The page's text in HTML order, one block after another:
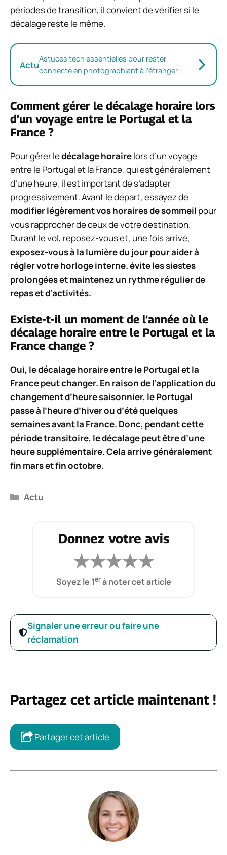
périodes de transition, il convient de vérifier si le
décalage reste le même.
ActuAstuces tech essentielles pour rester
connecté en photographiant à l’étranger
Comment gérer le décalage horaire lors
d’un voyage entre le Portugal et la
France ?
Pour gérer ledécalage horairelors d’un voyage
entre le Portugal et la France, qui est généralement
d’une heure, il est important de s’adapter
progressivement. Avant le départ, essayez de
modifier légèrement vos horaires de sommeil pour
vous rapprocher de ceux de votre destination.
Durant le vol, reposez-vous et, une fois arrivé,
exposez-vous à la lumière du jour pour aider à
régler votre horloge interne. évite les siestes
prolongées et maintenez un rythme régulier de
repaset d’activités.
Existe-t-il un moment de l’année où le
décalage horaire entre le Portugal et la
France change ?
Oui, le décalage horaireentre le Portugal et la
France peut changer. En raison de l’application du
changement d’heure saisonnier, le Portugal
passe à l’heure d’hiver ou d’été quelques
semaines avant la France. Donc, pendant cette
période transitoire, le décalage peut êtred’une
heure supplémentaire. Cela arrive généralement
fin mars et fin octobre.
Catégories
Actu
Donnez votre avis
★★★★★
Soyez le 1erà noter cet article
Signaler une erreur ou faire une
réclamation
Partagez cet article maintenant !
Partager cet article